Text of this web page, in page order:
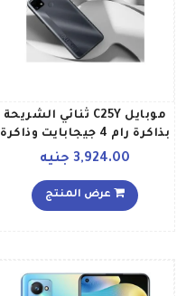
موبايل C25Y ثنائي الشريحة
بذاكرة رام 4 جيجابايت وذاكرة
داخلية 64 جيجابايت ويدعم
ميتال إصدار الشرق الأوسط
3,924.00 جنيه
عرض المنتج